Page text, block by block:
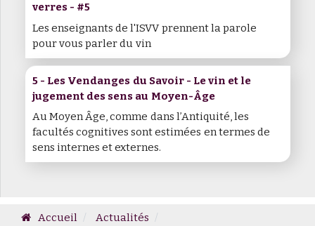
verres - #5
Les enseignants de l'ISVV prennent la parole
pour vous parler du vin
5 - Les Vendanges du Savoir - Le vin et le
jugement des sens au Moyen-Âge
Au Moyen Âge, comme dans l’Antiquité, les
facultés cognitives sont estimées en termes de
sens internes et externes.
Accueil
Actualités